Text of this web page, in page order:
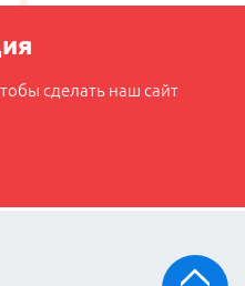
сделать наш сайт